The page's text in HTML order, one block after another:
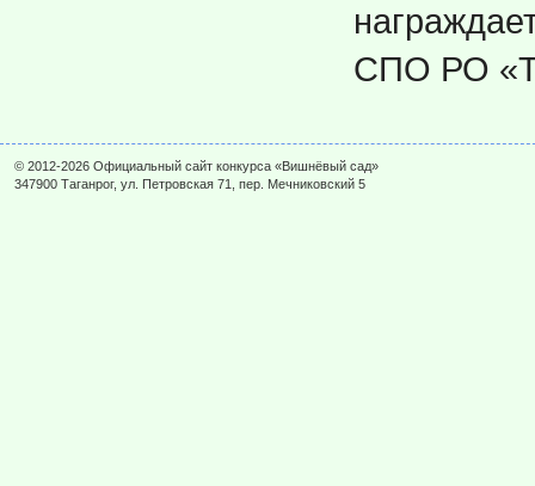
СПО РО
© 2012-2026 Официальный сайт конкурса «Вишнёвый сад»
347900 Таганрог, ул. Петровская 71, пер. Мечниковский 5